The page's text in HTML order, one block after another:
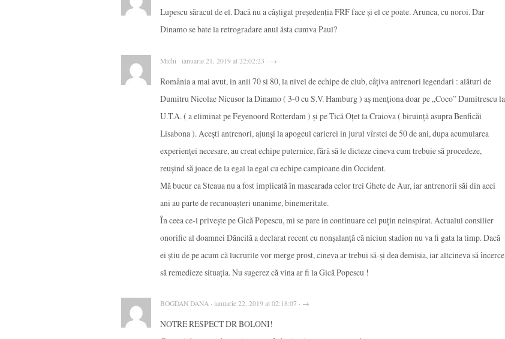
Lupescu săracul de el. Dacă nu a câștigat președenția FRF face și el ce poate. Arunca, cu noroi. Dar
Dinamo se bate la retrogradare anul ăsta cumva Paul?
Michi · ianuarie 21, 2019 at 22:02:23 · →
România a mai avut, in anii 70 si 80, la nivel de echipe de club, câţiva antrenori legendari : alături de
Dumitru Nicolae Nicusor la Dinamo ( 3-0 cu S.V. Hamburg ) aş menţiona doar pe „Coco” Dumitrescu la
U.T.A. ( a eliminat pe Feyenoord Rotterdam ) şi pe Tică Oţet la Craiova ( biruinţă asupra Benficăi
Lisabona ). Aceşti antrenori, ajunşi la apogeul carierei in jurul vîrstei de 50 de ani, dupa acumularea
experienţei necesare, au creat echipe puternice, fără să le dicteze cineva cum trebuie să procedeze,
reuşind să joace de la egal la egal cu echipe campioane din Occident.
Mă bucur ca Steaua nu a fost implicată în mascarada celor trei Ghete de Aur, iar antrenorii săi din acei
ani au parte de recunoaşteri unanime, binemeritate.
În ceea ce-l priveşte pe Gică Popescu, mi se pare in continuare cel puţin neinspirat. Actualul consilier
onorific al doamnei Dăncilă a declarat recent cu nonşalanţă că niciun stadion nu va fi gata la timp. Dacă
ei ştiu de pe acum că lucrurile vor merge prost, cineva ar trebui să-şi dea demisia, iar altcineva să încerce
să remedieze situaţia. Nu sugerez că vina ar fi la Gică Popescu !
BOGDAN DANA · ianuarie 22, 2019 at 02:18:07 · →
NOTRE RESPECT DR BOLONI!